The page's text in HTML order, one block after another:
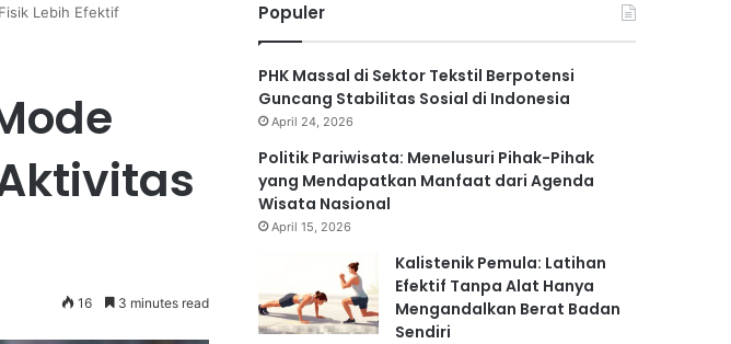
Lebih Efektif
16 3 minutes read
Populer
PHK Massal di Sektor Tekstil Berpotensi
Guncang Stabilitas Sosial di Indonesia
April 24, 2026
Politik Pariwisata: Menelusuri Pihak-Pihak
yang Mendapatkan Manfaat dari Agenda
Wisata Nasional
April 15, 2026
Kalistenik Pemula: Latihan
Efektif Tanpa Alat Hanya
Mengandalkan Berat Badan
Sendiri